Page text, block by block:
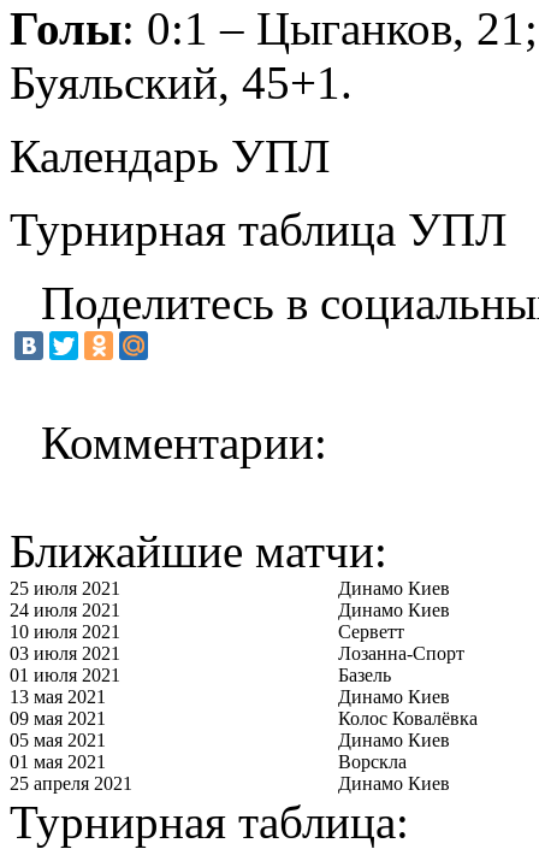
Голы: 0:1 – Цыганков,
Буяльский, 45+1.
Календарь УПЛ
Турнирная таблица УПЛ
Поделитесь в
Комментарии:
Ближайшие матчи:
25 июля 2021
Динамо Киев
24 июля 2021
Динамо Киев
10 июля 2021
Серветт
03 июля 2021
Лозанна-Спорт
01 июля 2021
Базель
13 мая 2021
Динамо Киев
09 мая 2021
Колос Ковалёвка
05 мая 2021
Динамо Киев
01 мая 2021
Ворскла
25 апреля 2021
Динамо Киев
Турнирная таблица: